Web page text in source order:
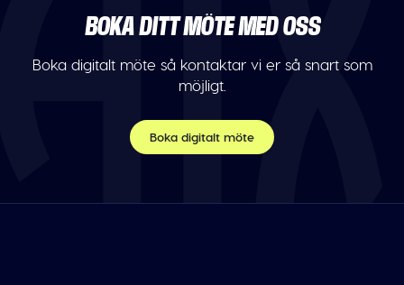
BOKA DITT MÖTE MED OSS
Boka digitalt möte så kontaktar vi er så snart som
möjligt.
Boka digitalt möte